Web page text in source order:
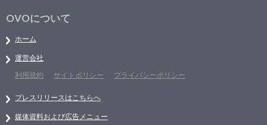
OVOについて
ホーム
運営会社
利用規約
サイトポリシー プライバシーポリシー
プレスリリースはこちらへ
媒体資料および広告メニュー